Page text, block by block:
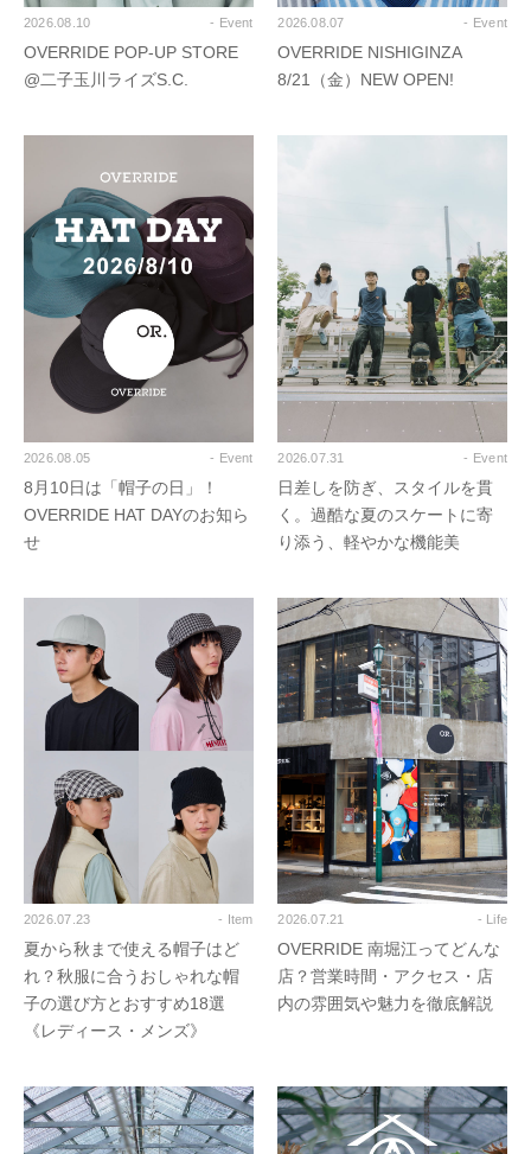
2026.08.10 - Event
OVERRIDE POP-UP STORE
@二子玉川ライズS.C.
2026.08.07 - Event
OVERRIDE NISHIGINZA
8/21（金）NEW OPEN!
2026.08.05 - Event
8月10日は「帽子の日」！
OVERRIDE HAT DAYのお知ら
せ
2026.07.31 - Event
日差しを防ぎ、スタイルを貫
く。過酷な夏のスケートに寄
り添う、軽やかな機能美
2026.07.23 - Item
夏から秋まで使える帽子はど
れ？秋服に合うおしゃれな帽
子の選び方とおすすめ18選
《レディース・メンズ》
2026.07.21 - Life
OVERRIDE 南堀江ってどんな
店？営業時間・アクセス・店
内の雰囲気や魅力を徹底解説